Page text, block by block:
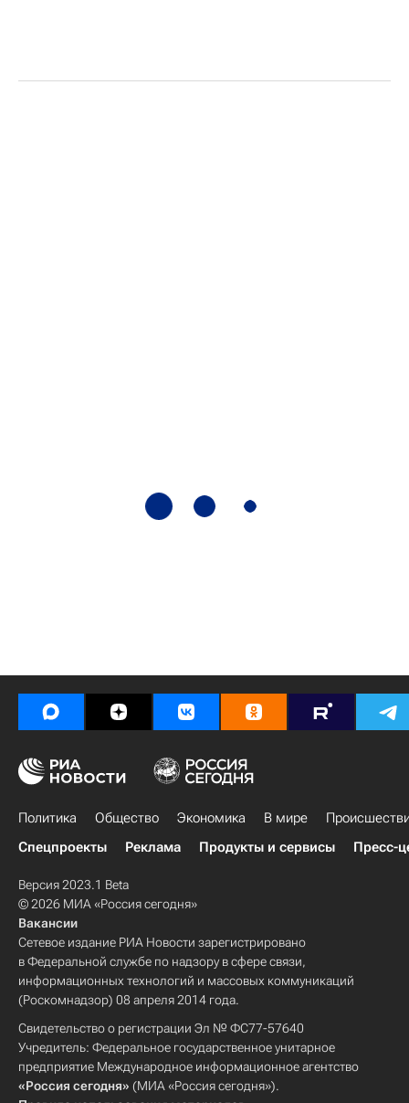
Политика Общество Экономика В мире
Спецпроекты
Реклама Продукты и сервисы Пресс-
Версия 2023.1 Beta
© 2026 МИА «Россия сегодня»
Вакансии
Сетевое издание РИА Новости зарегистрировано
в Федеральной службе по надзору в сфере связи,
информационных технологий и массовых коммуникаций
(Роскомнадзор) 08 апреля 2014 года.
Свидетельство о регистрации Эл № ФС77-57640
Учредитель: Федеральное государственное унитарное
предприятие Международное информационное агентство
«Россия сегодня» (МИА «Россия сегодня»).